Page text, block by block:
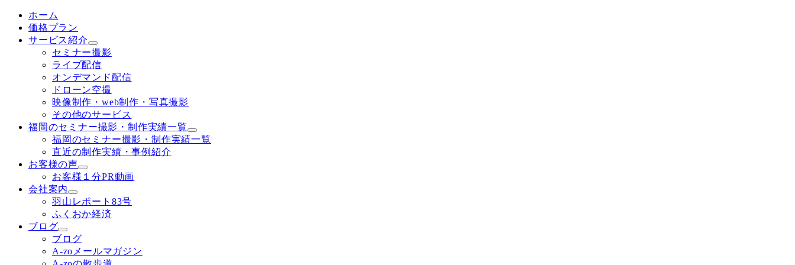
ホーム
価格プラン
サービス紹介
セミナー撮影
ライブ配信
オンデマンド配信
ドローン空撮
映像制作・web制作・写真撮影
その他のサービス
福岡のセミナー撮影・制作実績一覧
福岡のセミナー撮影・制作実績一覧
直近の制作実績・事例紹介
お客様の声
お客様１分PR動画
会社案内
羽山レポート83号
ふくおか経済
ブログ
ブログ
A-zoメールマガジン